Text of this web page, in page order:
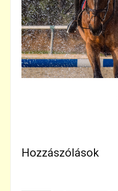
Hozzászólások